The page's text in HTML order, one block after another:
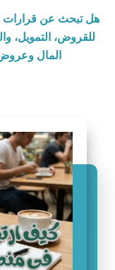
هل تبحث عن قرارات
للقروض، التمويل،
المال